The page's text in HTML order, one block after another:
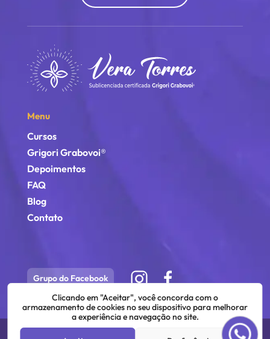
Clicando em "Aceitar", você concorda com o
armazenamento de cookies no seu dispositivo para melhorar
a experiência e navegação no site.
Menu
Cursos
Grigori Grabovoi®
Depoimentos
FAQ
Blog
Contato
Grupo do Facebook
Vera Torres | Todos os direitos estão reservados.